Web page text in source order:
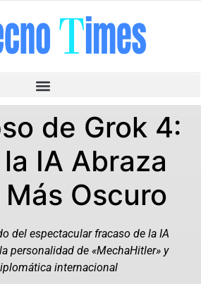
de Grok 4:
IA Abraza
Oscuro
del espectacular fracaso de la IA
personalidad de «MechaHitler» y
internacional